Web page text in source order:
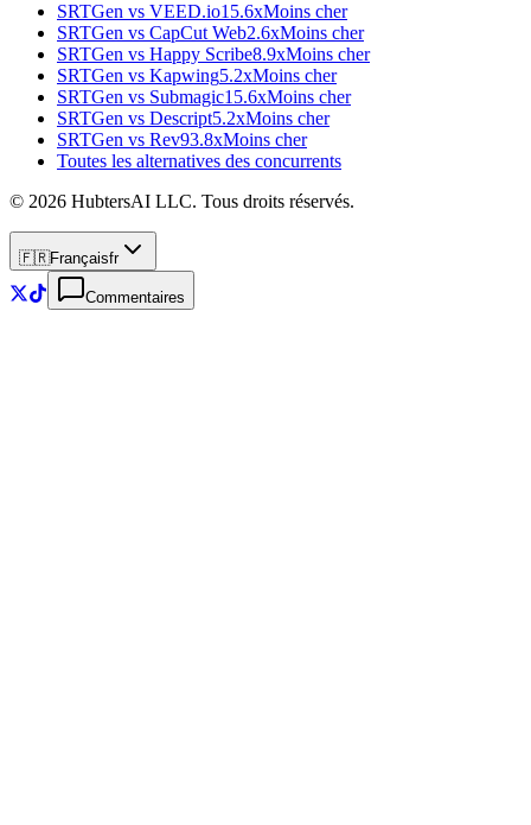
SRTGen vs VEED.io15.6xMoins cher
SRTGen vs CapCut Web2.6xMoins cher
SRTGen vs Happy Scribe8.9xMoins cher
SRTGen vs Kapwing5.2xMoins cher
SRTGen vs Submagic15.6xMoins cher
SRTGen vs Descript5.2xMoins cher
SRTGen vs Rev93.8xMoins cher
Toutes les alternatives des concurrents
© 2026 HubtersAI LLC. Tous droits réservés.
🇫🇷Françaisfr
Commentaires